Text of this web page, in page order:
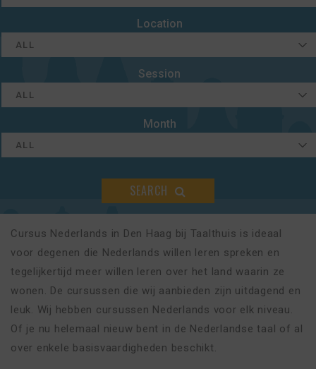
Location
Session
Month
SEARCH
Cursus Nederlands in Den Haag bij Taalthuis is ideaal
voor degenen die Nederlands willen leren spreken en
tegelijkertijd meer willen leren over het land waarin ze
wonen. De cursussen die wij aanbieden zijn uitdagend en
leuk. Wij hebben cursussen Nederlands voor elk niveau.
Of je nu helemaal nieuw bent in de Nederlandse taal of al
over enkele basisvaardigheden beschikt.